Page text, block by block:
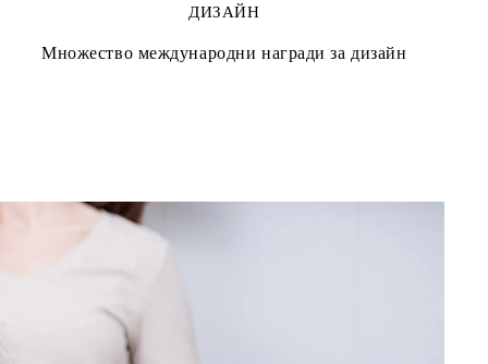
ДИЗАЙН
Множество международни награди за дизайн